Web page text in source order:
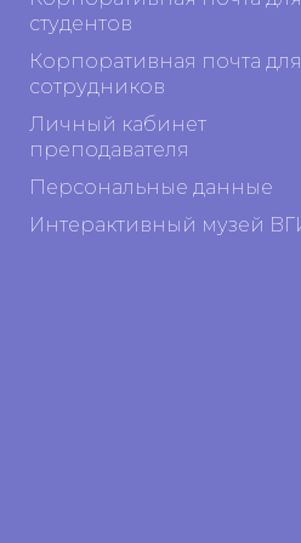
студентов
Корпоративная почта для
сотрудников
Личный кабинет
преподавателя
Персональные данные
Интерактивный музей